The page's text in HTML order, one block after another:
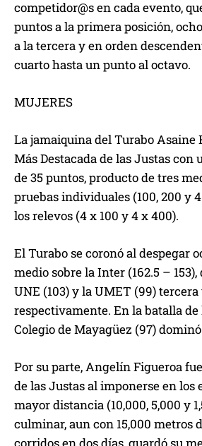
competidor@s en cada evento,
puntos a la primera posición,
a la tercera y en orden
cuarto hasta un punto al octavo.
MUJERES
La jamaiquina del Turabo Asaine
Más Destacada de las Justas
de 35 puntos, producto de tres
pruebas individuales (100, 200 y
los relevos (4 x 100 y 4 x 400).
El Turabo se coronó al despegar
medio sobre la Inter (162.5 – 153),
UNE (103) y la UMET (99)
respectivamente. En la batalla de
Colegio de Mayagüez (97)
Por su parte, Angelín Figueroa
de las Justas al imponerse en los
mayor distancia (10,000, 5,000 y
culminar, aun con 15,000 metros